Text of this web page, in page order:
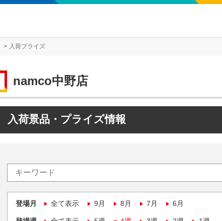
入荷プライズ
namco中野店
入荷景品・プライズ情報
登場月 全て表示 9月 8月 7月 6月